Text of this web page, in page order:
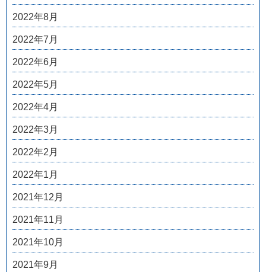
2022年8月
2022年7月
2022年6月
2022年5月
2022年4月
2022年3月
2022年2月
2022年1月
2021年12月
2021年11月
2021年10月
2021年9月